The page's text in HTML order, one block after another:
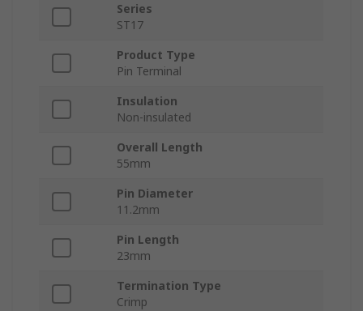
Series
ST17
Product Type
Pin Terminal
Insulation
Non-insulated
Overall Length
55mm
Pin Diameter
11.2mm
Pin Length
23mm
Termination Type
Crimp